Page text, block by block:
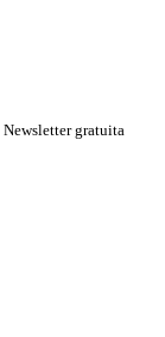
Newsletter gratuita